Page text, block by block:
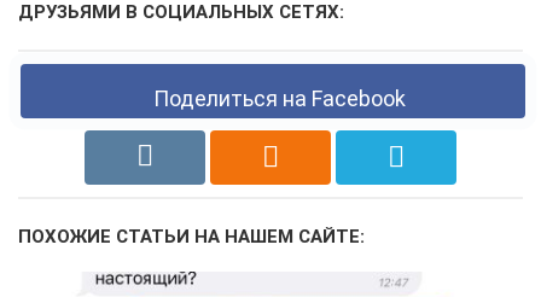
ДРУЗЬЯМИ В СОЦИАЛЬНЫХ СЕТЯХ:
Поделиться на Facebook
ПОХОЖИЕ СТАТЬИ НА НАШЕМ САЙТЕ: